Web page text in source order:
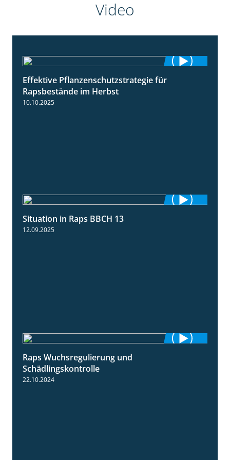
Video
Effektive Pflanzenschutzstrategie für
Rapsbestände im Herbst
10.10.2025
Situation in Raps BBCH 13
12.09.2025
Raps Wuchsregulierung und
Schädlingskontrolle
22.10.2024